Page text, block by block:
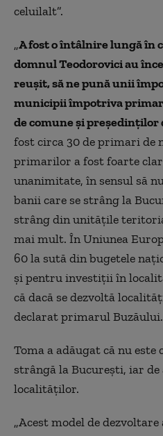
celuilalt”.
„A fost o întâlnire lungă în
domnul Teodorovici au
reuşit, să ne pună unii
municipiiîmpotriva
de comune şipreşedinților
fost circa 30 de primari de
primarilor a fost foarte
unanimitate, în sensul să
banii care se strâng la
strâng din unităţile
maimult. În Uniunea
60 la sută din bugetele
şi pentru investiţii în
că dacă sedezvoltă
declarat primarul Buzăului.
Toma a adăugat că nu este
strângă la Bucureşti, iar
localităţilor.
„Acest model de